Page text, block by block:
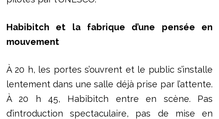
Habibitch et la fabrique d’une pensée en
mouvement
À 20 h, les portes s’ouvrent et le public s’installe
lentement dans une salle déjà prise par l’attente.
À 20 h 45, Habibitch entre en scène. Pas
d’introduction spectaculaire, pas de mise en